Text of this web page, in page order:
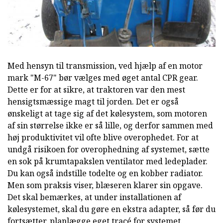
Med hensyn til transmission, ved hjælp af en motor
mark "M-67" bør vælges med øget antal CPR gear.
Dette er for at sikre, at traktoren var den mest
hensigtsmæssige magt til jorden. Det er også
ønskeligt at tage sig af det kølesystem, som motoren
af sin størrelse ikke er så lille, og derfor sammen med
høj produktivitet vil ofte blive overophedet. For at
undgå risikoen for overophedning af systemet, sætte
en sok på krumtapakslen ventilator med ledeplader.
Du kan også indstille todelte og en kobber radiator.
Men som praksis viser, blæseren klarer sin opgave.
Det skal bemærkes, at under installationen af
kølesystemet, skal du gøre en ekstra adapter, så før du